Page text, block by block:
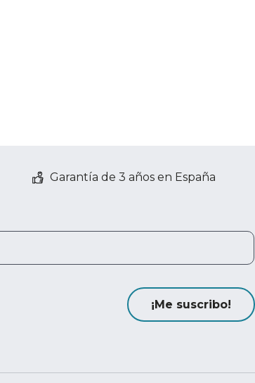
Garantía de 3 años en España
¡Me suscribo!